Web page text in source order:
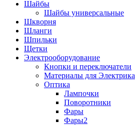
Шайбы
Шайбы универсальные
Шкворня
Шланги
Шпильки
Щетки
Электрооборудование
Кнопки и переключатели
Материалы для Электрика
Оптика
Лампочки
Поворотники
Фары
Фары2